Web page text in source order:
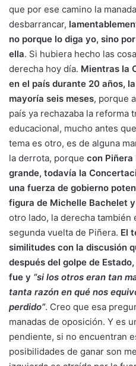
que por ese camino la
desbarrancar,
no porque lo diga yo, sino
ella. Si hubiera hecho las
derecha hoy día. Mientras la
en el país durante 20 años,
mayoría seis meses, porque
país ya rechazaba la reforma
educacional, mucho antes
tema es otro, es de alguna
la derrota, porque con
grande, todavía la
una fuerza de gobierno
figura de Michelle Bachelet
otro lado, la derecha también
segunda vuelta de Piñera. El
similitudes con la discusión
después del golpe de
fue y “si los otros eran tan
tanta razón en qué nos
perdido”. Creo que esa
manadas de oposición. Y es
pendiente, si no encuentran
posibilidades de ganar son